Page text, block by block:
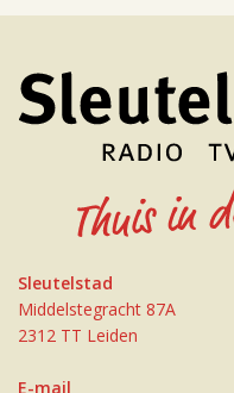
Sleutelstad
Middelstegracht 87A
2312 TT Leiden
E-mail